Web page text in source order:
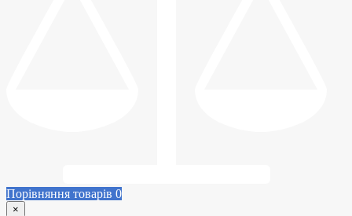
Порівняння товарів 0
×